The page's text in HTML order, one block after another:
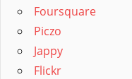
Foursquare
Piczo
Jappy
Flickr